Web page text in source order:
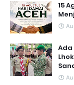
15
Ada